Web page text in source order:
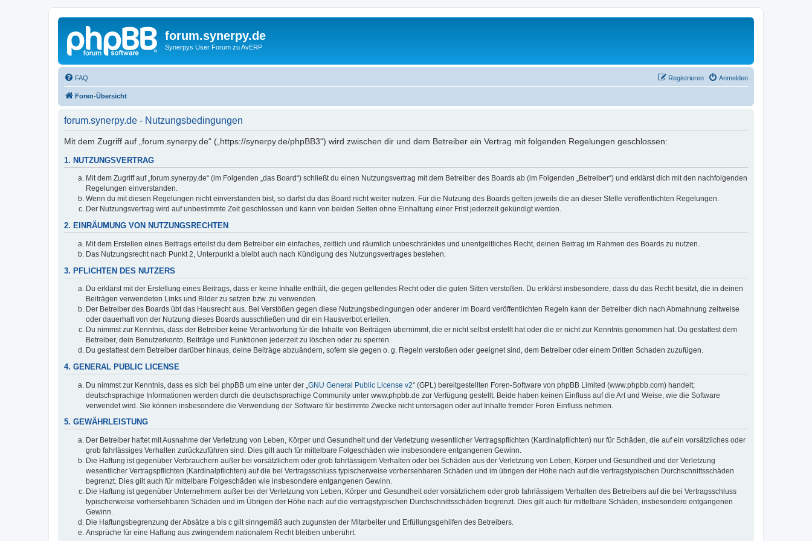
forum.synerpy.de
Synerpys User Forum zu AvERP
FAQ Anmelden
Registrieren
Foren-Übersicht
forum.synerpy.de - Nutzungsbedingungen
Mit dem Zugriff auf „forum.synerpy.de“ („https://synerpy.de/phpBB3“) wird zwischen dir und dem Betreiber ein Vertrag mit folgenden Regelungen geschlossen:
1. NUTZUNGSVERTRAG
Mit dem Zugriff auf „forum.synerpy.de“ (im Folgenden „das Board“) schließt du einen Nutzungsvertrag mit dem Betreiber des Boards ab (im Folgenden „Betreiber“) und erklärst dich mit den nachfolgenden
Regelungen einverstanden.
Wenn du mit diesen Regelungen nicht einverstanden bist, so darfst du das Board nicht weiter nutzen. Für die Nutzung des Boards gelten jeweils die an dieser Stelle veröffentlichten Regelungen.
Der Nutzungsvertrag wird auf unbestimmte Zeit geschlossen und kann von beiden Seiten ohne Einhaltung einer Frist jederzeit gekündigt werden.
2. EINRÄUMUNG VON NUTZUNGSRECHTEN
Mit dem Erstellen eines Beitrags erteilst du dem Betreiber ein einfaches, zeitlich und räumlich unbeschränktes und unentgeltliches Recht, deinen Beitrag im Rahmen des Boards zu nutzen.
Das Nutzungsrecht nach Punkt 2, Unterpunkt a bleibt auch nach Kündigung des Nutzungsvertrages bestehen.
3. PFLICHTEN DES NUTZERS
Du erklärst mit der Erstellung eines Beitrags, dass er keine Inhalte enthält, die gegen geltendes Recht oder die guten Sitten verstoßen. Du erklärst insbesondere, dass du das Recht besitzt, die in deinen
Beiträgen verwendeten Links und Bilder zu setzen bzw. zu verwenden.
Der Betreiber des Boards übt das Hausrecht aus. Bei Verstößen gegen diese Nutzungsbedingungen oder anderer im Board veröffentlichten Regeln kann der Betreiber dich nach Abmahnung zeitweise
oder dauerhaft von der Nutzung dieses Boards ausschließen und dir ein Hausverbot erteilen.
Du nimmst zur Kenntnis, dass der Betreiber keine Verantwortung für die Inhalte von Beiträgen übernimmt, die er nicht selbst erstellt hat oder die er nicht zur Kenntnis genommen hat. Du gestattest dem
Betreiber, dein Benutzerkonto, Beiträge und Funktionen jederzeit zu löschen oder zu sperren.
Du gestattest dem Betreiber darüber hinaus, deine Beiträge abzuändern, sofern sie gegen o. g. Regeln verstoßen oder geeignet sind, dem Betreiber oder einem Dritten Schaden zuzufügen.
4. GENERAL PUBLIC LICENSE
Du nimmst zur Kenntnis, dass es sich bei phpBB um eine unter der „ GNU General Public License v2“ (GPL) bereitgestellten Foren-Software von phpBB Limited (www.phpbb.com) handelt;
deutschsprachige Informationen werden durch die deutschsprachige Community unter www.phpbb.de zur Verfügung gestellt. Beide haben keinen Einfluss auf die Art und Weise, wie die Software
verwendet wird. Sie können insbesondere die Verwendung der Software für bestimmte Zwecke nicht untersagen oder auf Inhalte fremder Foren Einfluss nehmen.
5. GEWÄHRLEISTUNG
Der Betreiber haftet mit Ausnahme der Verletzung von Leben, Körper und Gesundheit und der Verletzung wesentlicher Vertragspflichten (Kardinalpflichten) nur für Schäden, die auf ein vorsätzliches oder
grob fahrlässiges Verhalten zurückzuführen sind. Dies gilt auch für mittelbare Folgeschäden wie insbesondere entgangenen Gewinn.
Die Haftung ist gegenüber Verbrauchern außer bei vorsätzlichem oder grob fahrlässigem Verhalten oder bei Schäden aus der Verletzung von Leben, Körper und Gesundheit und der Verletzung
wesentlicher Vertragspflichten (Kardinalpflichten) auf die bei Vertragsschluss typischerweise vorhersehbaren Schäden und im übrigen der Höhe nach auf die vertragstypischen Durchschnittsschäden
begrenzt. Dies gilt auch für mittelbare Folgeschäden wie insbesondere entgangenen Gewinn.
Die Haftung ist gegenüber Unternehmern außer bei der Verletzung von Leben, Körper und Gesundheit oder vorsätzlichem oder grob fahrlässigem Verhalten des Betreibers auf die bei Vertragsschluss
typischerweise vorhersehbaren Schäden und im Übrigen der Höhe nach auf die vertragstypischen Durchschnittsschäden begrenzt. Dies gilt auch für mittelbare Schäden, insbesondere entgangenen
Gewinn.
Die Haftungsbegrenzung der Absätze a bis c gilt sinngemäß auch zugunsten der Mitarbeiter und Erfüllungsgehilfen des Betreibers.
Ansprüche für eine Haftung aus zwingendem nationalem Recht bleiben unberührt.